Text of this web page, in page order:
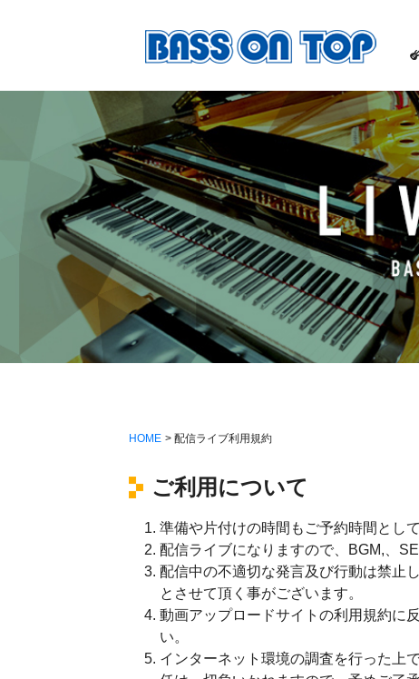
HOME > 配信ライブ利用規約
ご利用について
準備や片付けの時間もご予約時間とし
配信ライブになりますので、BGM,、
配信中の不適切な発言及び行動は禁止
とさせて頂く事がございます。
動画アップロードサイトの利用規約に
い。
インターネット環境の調査を行った上